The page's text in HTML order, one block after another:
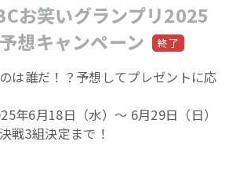
お笑いグランプリ2025
想キャンペーン
は誰だ！？予想してプレゼントに応
年6月18日（水）～ 6月29日（日）
戦3組決定まで！